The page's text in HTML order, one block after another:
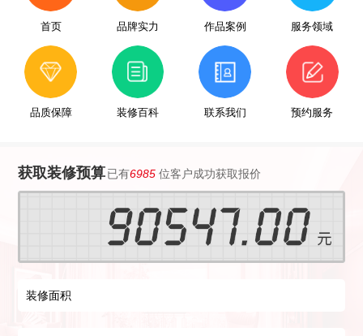
首页 品牌实力 作品案例 服务领域
品质保障 装修百科 联系我们 预约服务
获取装修预算已有6985位客户成功获取报价